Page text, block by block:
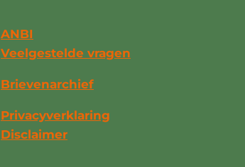
ANBI
Veelgestelde vragen
Brievenarchief
Privacyverklaring
Disclaimer